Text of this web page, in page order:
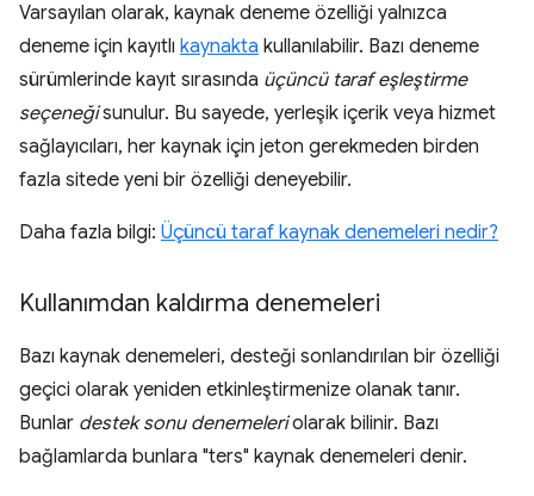
Varsayılan olarak, kaynak deneme özelliği yalnızca
deneme için kayıtlı kaynakta kullanılabilir. Bazı deneme
sürümlerinde kayıt sırasında üçüncü taraf eşleştirme
seçeneğisunulur. Bu sayede, yerleşik içerik veya hizmet
sağlayıcıları, her kaynak için jeton gerekmeden birden
fazla sitede yeni bir özelliği deneyebilir.
Daha fazla bilgi: Üçüncü taraf kaynak denemeleri nedir?
Kullanımdan kaldırma denemeleri
Bazı kaynak denemeleri, desteği sonlandırılan bir özelliği
geçici olarak yeniden etkinleştirmenize olanak tanır.
Bunlar destek sonu denemeleriolarak bilinir. Bazı
bağlamlarda bunlara "ters" kaynak denemeleri denir.